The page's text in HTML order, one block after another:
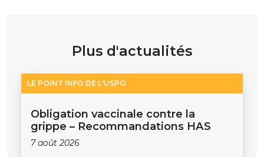
Plus d'actualités
LE POINT INFO DE L'USPO
Obligation vaccinale contre la
grippe – Recommandations HAS
7 août 2026